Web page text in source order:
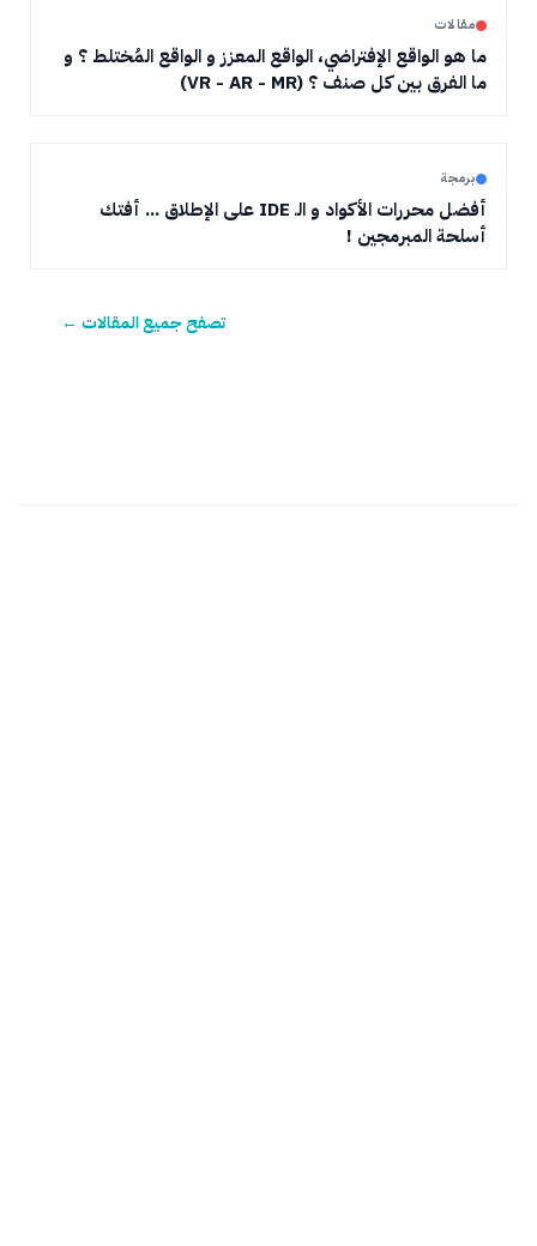
مقالات
ما هو الواقع الإفتراضي، الواقع المعزز و الواقع المُختلط ؟ و
ما الفرق بين كل صنف ؟ (VR - AR - MR)
برمجة
أفضل محررات الأكواد و الـ IDE على الإطلاق ... أفتك
أسلحة المبرمجين !
تصفح جميع المقالات ←